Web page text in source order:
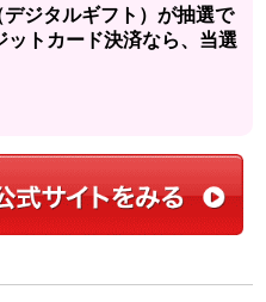
ジタルギフト）が抽選で
トカード決済なら、当選